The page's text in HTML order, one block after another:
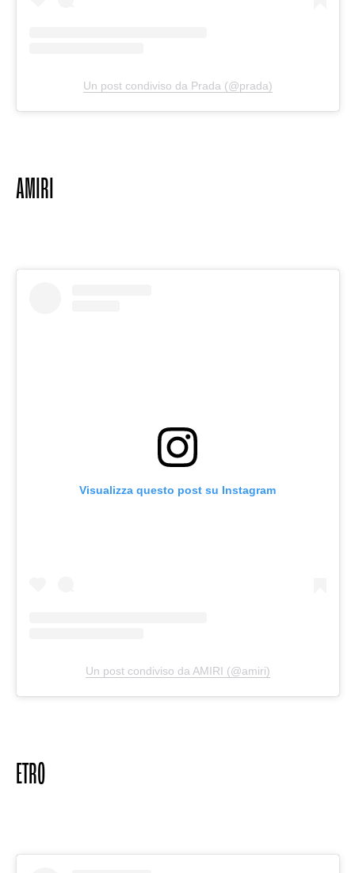
Un post condiviso da Prada (@prada)
AMIRI
Visualizza questo post su Instagram
Un post condiviso da AMIRI (@amiri)
ETRO